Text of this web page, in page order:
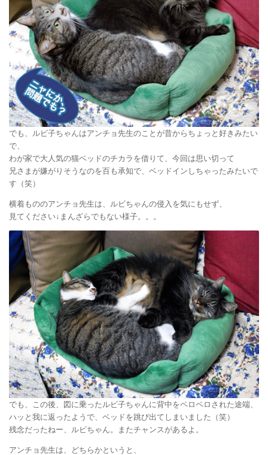
でも、ルビ子ちゃんはアンチョ先生のことが昔からちょっと好きみたい
で、
わが家で大人気の猫ベッドのチカラを借りて、今回は思い切って
兄さまが嫌がりそうなのを百も承知で、ベッドインしちゃったみたいで
す（笑）
横着もののアンチョ先生は、ルビちゃんの侵入を気にもせず、
見てください↓まんざらでもない様子。。。
でも、この後、図に乗ったルビ子ちゃんに背中をペロペロされた途端、
ハッと我に返ったようで、ベッドを跳び出てしまいました（笑）
残念だったねー、ルビちゃん。またチャンスがあるよ。
アンチョ先生は、どちらかというと、